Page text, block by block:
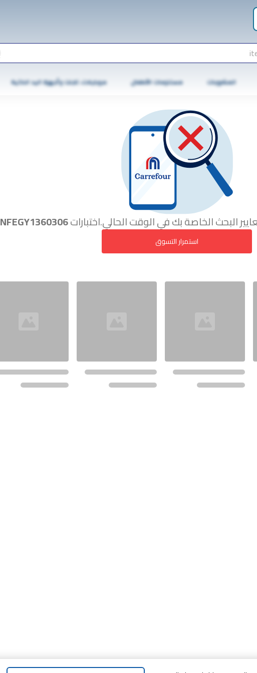
المشروبات مستلزمات الأطفال موبايلات، تابلت وأجهزة اليد الذكية
البحث الخاصة بك في الوقت الحالي.اختباراتNFEGY1360306
استمرار التسوق